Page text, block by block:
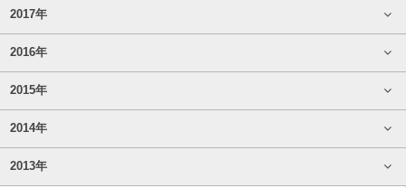
2017年
2016年
2015年
2014年
2013年